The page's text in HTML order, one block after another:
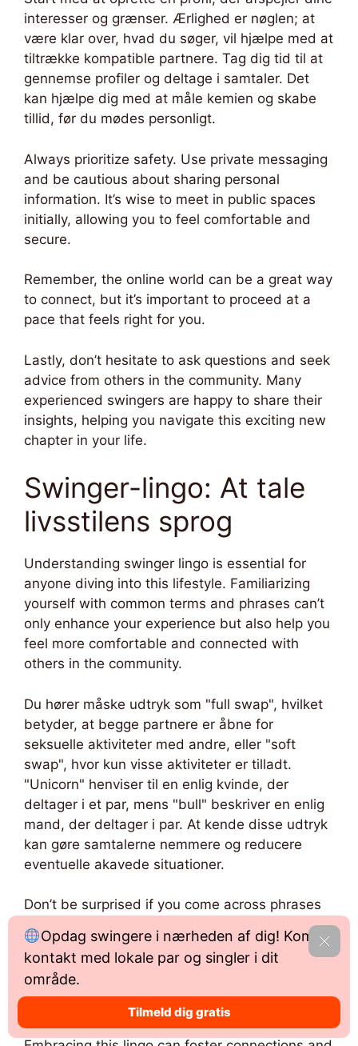
interesser og grænser. Ærlighed er nøglen; at
være klar over, hvad du søger, vil hjælpe med at
tiltrække kompatible partnere. Tag dig tid til at
gennemse profiler og deltage i samtaler. Det
kan hjælpe dig med at måle kemien og skabe
tillid, før du mødes personligt.
Always prioritize safety. Use private messaging
and be cautious about sharing personal
information. It’s wise to meet in public spaces
initially, allowing you to feel comfortable and
secure.
Remember, the online world can be a great way
to connect, but it’s important to proceed at a
pace that feels right for you.
Lastly, don’t hesitate to ask questions and seek
advice from others in the community. Many
experienced swingers are happy to share their
insights, helping you navigate this exciting new
chapter in your life.
Swinger-lingo: At tale
livsstilens sprog
Understanding swinger lingo is essential for
anyone diving into this lifestyle. Familiarizing
yourself with common terms and phrases can’t
only enhance your experience but also help you
feel more comfortable and connected with
others in the community.
Du hører måske udtryk som "full swap", hvilket
betyder, at begge partnere er åbne for
seksuelle aktiviteter med andre, eller "soft
swap", hvor kun visse aktiviteter er tilladt.
"Unicorn" henviser til en enlig kvinde, der
deltager i et par, mens "bull" beskriver en enlig
mand, der deltager i par. At kende disse udtryk
kan gøre samtalerne nemmere og reducere
eventuelle akavede situationer.
Don’t be surprised if you come across phrases
like “play date,” which refers to a sexual
encounter, or “hotwife,” describing a woman
who enjoys sexual experiences outside her
primary relationship with her partner’s
encouragement.
Afslå
Opdag swingere i nærheden af dig! Kom i
kontakt med lokale par og singler i dit
område.
Tilmeld dig gratis